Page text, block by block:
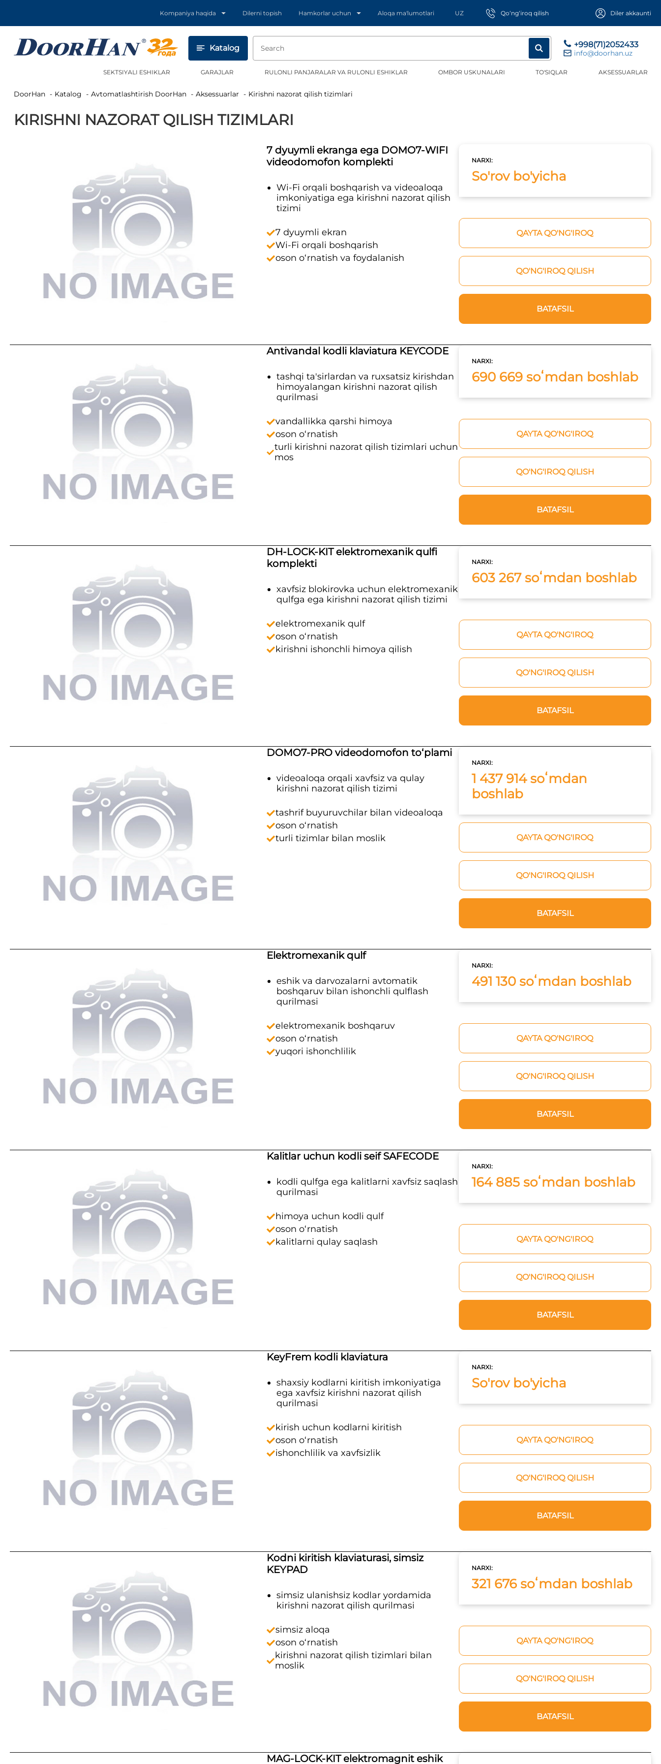
Kompaniya haqida Dilerni topish Hamkorlar uchun Aloqa ma'lumotlari UZ Qo‘ng‘iroq qilish Diler akkaunti
Katalog +998(71)2052433
info@doorhan.uz
SEKTSIYALI ESHIKLAR GARAJLAR RULONLI PANJARALAR VA RULONLI ESHIKLAR OMBOR USKUNALARI TO'SIQLAR AKSESSUARLAR
DoorHan Katalog Avtomatlashtirish DoorHan Aksessuarlar Kirishni nazorat qilish tizimlari
KIRISHNI NAZORAT QILISH TIZIMLARI
7 dyuymli ekranga ega DOMO7-WIFI
videodomofon komplekti
Wi-Fi orqali boshqarish va videoaloqa
imkoniyatiga ega kirishni nazorat qilish
tizimi
7 dyuymli ekran
Wi-Fi orqali boshqarish
oson o‘rnatish va foydalanish
NARXI:
So'rov bo'yicha
QAYTA QO'NG'IROQ
QO'NG'IROQ QILISH
BATAFSIL
Antivandal kodli klaviatura KEYCODE
tashqi ta'sirlardan va ruxsatsiz kirishdan
himoyalangan kirishni nazorat qilish
qurilmasi
vandallikka qarshi himoya
oson o‘rnatish
turli kirishni nazorat qilish tizimlari uchun
mos
NARXI:
690 669 soʻmdan boshlab
QAYTA QO'NG'IROQ
QO'NG'IROQ QILISH
BATAFSIL
DH-LOCK-KIT elektromexanik qulfi
komplekti
xavfsiz blokirovka uchun elektromexanik
qulfga ega kirishni nazorat qilish tizimi
elektromexanik qulf
oson o‘rnatish
kirishni ishonchli himoya qilish
NARXI:
603 267 soʻmdan boshlab
QAYTA QO'NG'IROQ
QO'NG'IROQ QILISH
BATAFSIL
DOMO7-PRO videodomofon to‘plami
videoaloqa orqali xavfsiz va qulay
kirishni nazorat qilish tizimi
tashrif buyuruvchilar bilan videoaloqa
oson o‘rnatish
turli tizimlar bilan moslik
NARXI:
1 437 914 soʻmdan
boshlab
QAYTA QO'NG'IROQ
QO'NG'IROQ QILISH
BATAFSIL
Elektromexanik qulf
eshik va darvozalarni avtomatik
boshqaruv bilan ishonchli qulflash
qurilmasi
elektromexanik boshqaruv
oson o‘rnatish
yuqori ishonchlilik
NARXI:
491 130 soʻmdan boshlab
QAYTA QO'NG'IROQ
QO'NG'IROQ QILISH
BATAFSIL
Kalitlar uchun kodli seif SAFECODE
kodli qulfga ega kalitlarni xavfsiz saqlash
qurilmasi
himoya uchun kodli qulf
oson o‘rnatish
kalitlarni qulay saqlash
NARXI:
164 885 soʻmdan boshlab
QAYTA QO'NG'IROQ
QO'NG'IROQ QILISH
BATAFSIL
KeyFrem kodli klaviatura
shaxsiy kodlarni kiritish imkoniyatiga
ega xavfsiz kirishni nazorat qilish
qurilmasi
kirish uchun kodlarni kiritish
oson o‘rnatish
ishonchlilik va xavfsizlik
NARXI:
So'rov bo'yicha
QAYTA QO'NG'IROQ
QO'NG'IROQ QILISH
BATAFSIL
Kodni kiritish klaviaturasi, simsiz
KEYPAD
simsiz ulanishsiz kodlar yordamida
kirishni nazorat qilish qurilmasi
simsiz aloqa
oson o‘rnatish
kirishni nazorat qilish tizimlari bilan
moslik
NARXI:
321 676 soʻmdan boshlab
QAYTA QO'NG'IROQ
QO'NG'IROQ QILISH
BATAFSIL
MAG-LOCK-KIT elektromagnit eshik